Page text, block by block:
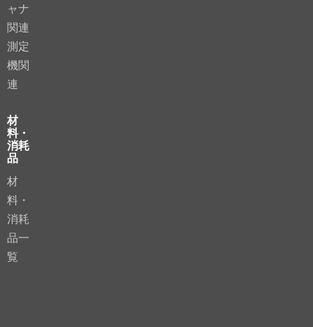
ャナ
関連
測定
機関
連
材
料・
消耗
品
材
料・
消耗
品一
覧